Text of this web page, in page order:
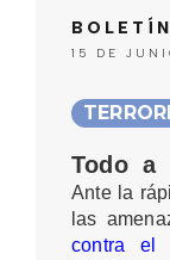
15 DE
Todo a
Ante la
las
contra el